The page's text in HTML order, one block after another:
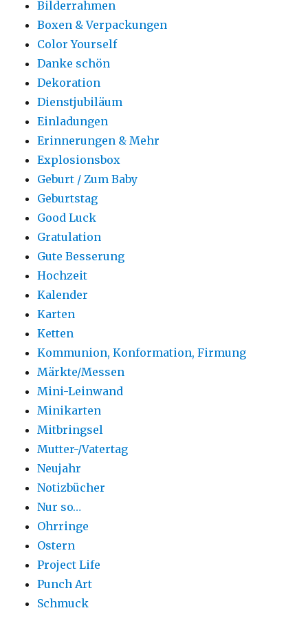
Bilderrahmen
Boxen & Verpackungen
Color Yourself
Danke schön
Dekoration
Dienstjubiläum
Einladungen
Erinnerungen & Mehr
Explosionsbox
Geburt / Zum Baby
Geburtstag
Good Luck
Gratulation
Gute Besserung
Hochzeit
Kalender
Karten
Ketten
Kommunion, Konformation, Firmung
Märkte/Messen
Mini-Leinwand
Minikarten
Mitbringsel
Mutter-/Vatertag
Neujahr
Notizbücher
Nur so…
Ohrringe
Ostern
Project Life
Punch Art
Schmuck